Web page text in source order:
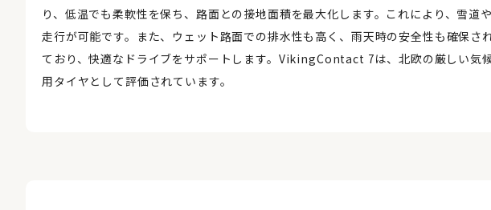
り、低温でも柔軟性を保ち、路面との接地面積を最大化します。これにより、雪道
走行が可能です。また、ウェット路面での排水性も高く、雨天時の安全性も確保さ
ており、快適なドライブをサポートします。VikingContact 7は、北欧の厳しい気
用タイヤとして評価されています。